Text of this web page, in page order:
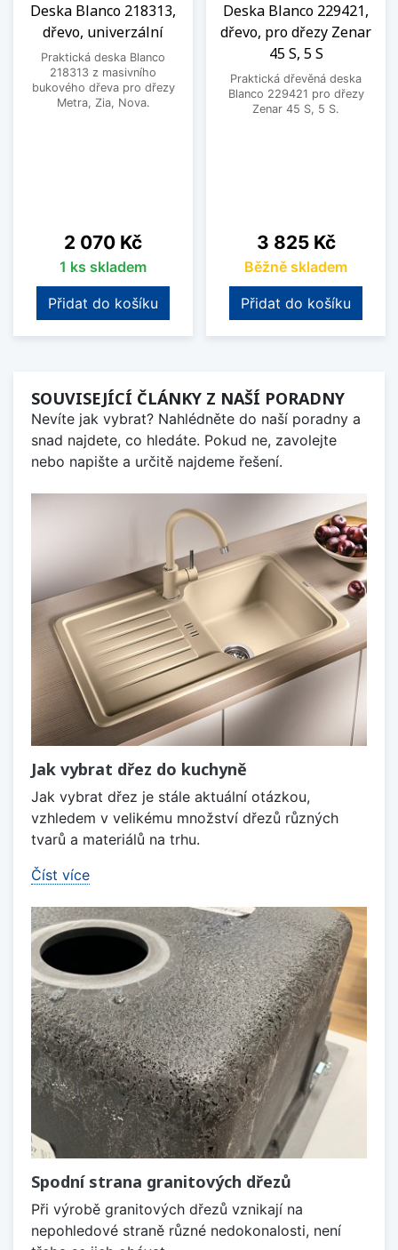
Deska Blanco 218313,
dřevo, univerzální
Praktická deska Blanco
218313 z masivního
bukového dřeva pro dřezy
Metra, Zia, Nova.
Cena
2 070 Kč
1 ks skladem
Přidat do košíku
Deska Blanco 229421,
dřevo, pro dřezy Zenar
45 S, 5 S
Praktická dřevěná deska
Blanco 229421 pro dřezy
Zenar 45 S, 5 S.
Cena
3 825 Kč
Běžně skladem
Přidat do košíku
SOUVISEJÍCÍ ČLÁNKY Z NAŠÍ PORADNY
Nevíte jak vybrat? Nahlédněte do naší poradny a
snad najdete, co hledáte. Pokud ne, zavolejte
nebo napište a určitě najdeme řešení.
Jak vybrat dřez do kuchyně
Jak vybrat dřez je stále aktuální otázkou,
vzhledem v velikému množství dřezů různých
tvarů a materiálů na trhu.
Číst více
Spodní strana granitových dřezů
Při výrobě granitových dřezů vznikají na
nepohledové straně různé nedokonalosti, není